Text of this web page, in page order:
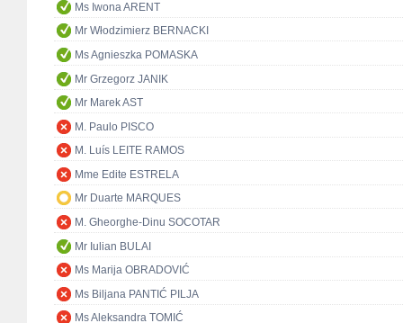
Ms Iwona ARENT
Mr Włodzimierz BERNACKI
Ms Agnieszka POMASKA
Mr Grzegorz JANIK
Mr Marek AST
M. Paulo PISCO
M. Luís LEITE RAMOS
Mme Edite ESTRELA
Mr Duarte MARQUES
M. Gheorghe-Dinu SOCOTAR
Mr Iulian BULAI
Ms Marija OBRADOVIĆ
Ms Biljana PANTIĆ PILJA
Ms Aleksandra TOMIĆ